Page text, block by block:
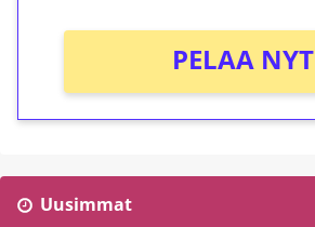
PELAA NYT
Uusimmat